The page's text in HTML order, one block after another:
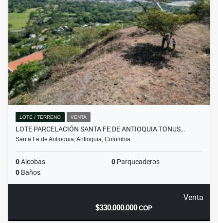
LOTE / TERRENO VENTA
LOTE PARCELACIÓN SANTA FE DE ANTIOQUIA TONUS…
Santa Fe de Antioquia, Antioquia, Colombia
0Alcobas 0 Parqueaderos
0 Baños
Venta
$330.000.000COP